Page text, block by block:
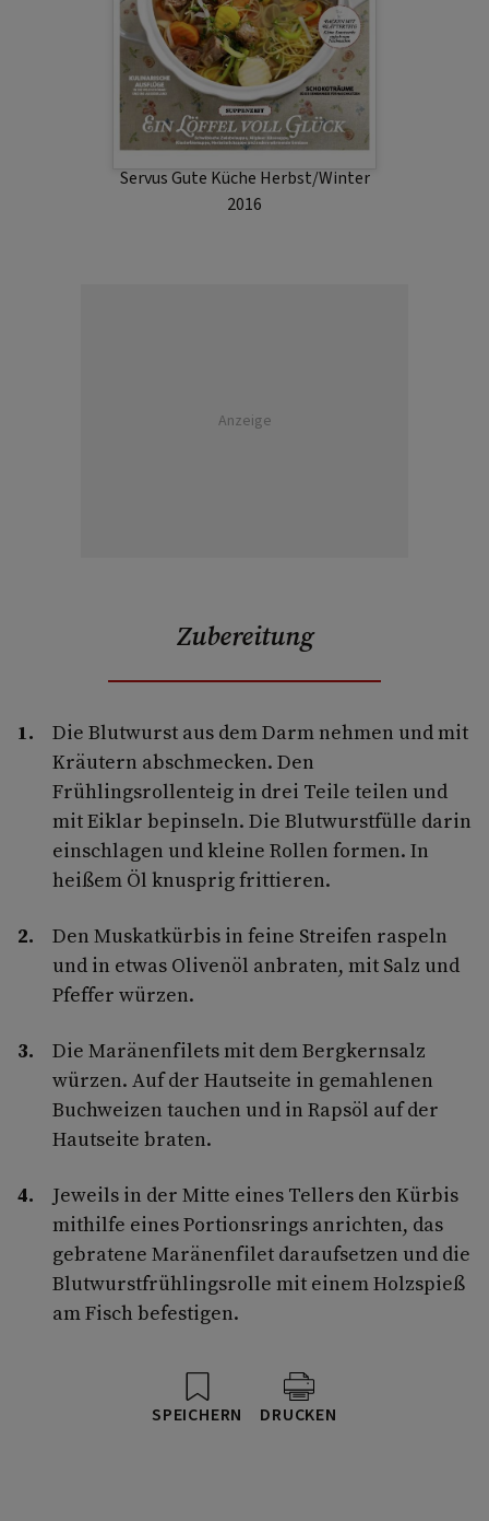
Servus Gute Küche Herbst/Winter
2016
Anzeige
Zubereitung
Die Blutwurst aus dem Darm nehmen und mit
Kräutern abschmecken. Den
Frühlingsrollenteig in drei Teile teilen und
mit Eiklar bepinseln. Die Blutwurstfülle darin
einschlagen und kleine Rollen formen. In
heißem Öl knusprig frittieren.
Den Muskatkürbis in feine Streifen raspeln
und in etwas Olivenöl anbraten, mit Salz und
Pfeffer würzen.
Die Maränenfilets mit dem Bergkernsalz
würzen. Auf der Hautseite in gemahlenen
Buchweizen tauchen und in Rapsöl auf der
Hautseite braten.
Jeweils in der Mitte eines Tellers den Kürbis
mithilfe eines Portionsrings anrichten, das
gebratene Maränenfilet daraufsetzen und die
Blutwurstfrühlingsrolle mit einem Holzspieß
am Fisch befestigen.
SPEICHERN DRUCKEN